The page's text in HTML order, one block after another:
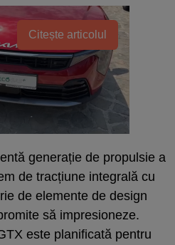
Citește articolul
generație de propulsie a
de tracțiune integrală cu
de elemente de design
să impresioneze.
este planificată pentru